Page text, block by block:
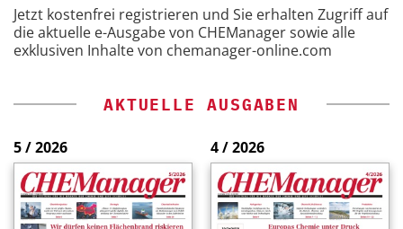
Jetzt kostenfrei registrieren und Sie erhalten Zugriff auf
die aktuelle e-Ausgabe von CHEManager sowie alle
exklusiven Inhalte von chemanager-online.com
AKTUELLE AUSGABEN
5 / 2026 4 / 2026